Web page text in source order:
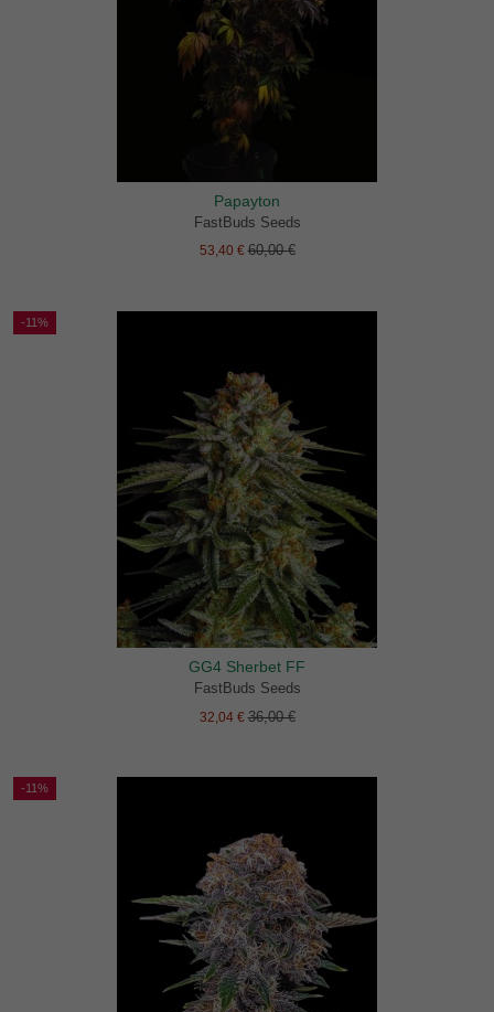
Papayton
FastBuds Seeds
53,40 €60,00 €
-11%
GG4 Sherbet FF
FastBuds Seeds
32,04 €36,00 €
-11%